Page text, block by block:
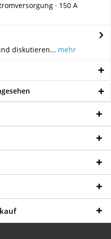
· 150 A
diskutieren... mehr